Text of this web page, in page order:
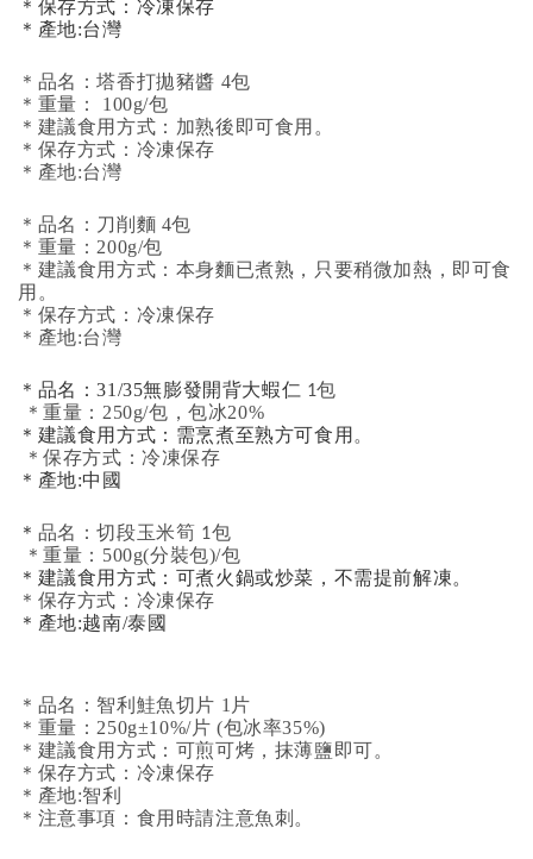
＊保存方式：冷凍保存
＊產地:台灣
＊品名：塔香打拋豬醬 4包
＊重量： 100g/包
＊建議食用方式：加熟後即可食用。
＊保存方式：冷凍保存
＊產地:台灣
＊品名：刀削麵 4包
＊重量：200g/包
＊建議食用方式：本身麵已煮熟，只要稍微加熱，即可食
用。
＊保存方式：冷凍保存
＊產地:台灣
＊品名：31/35無膨發開背大蝦仁 1包
＊重量：250g/包，包冰20%
＊建議食用方式：需烹煮至熟方可食用 。
＊保存方式：冷凍保存
＊產地:中國
＊ 品名：切段玉米筍 1包
＊重量：500g(分裝包)/包
＊建議食用方式：可煮火鍋或炒菜，不需提前解凍。
＊保存方式：冷凍保存
＊產地:越南/泰國
＊品名：智利鮭魚切片 1片
＊重量：250g±10%/片 (包冰率35%)
＊建議食用方式：可煎可烤，抹薄鹽即可。
＊保存方式：冷凍保存
＊產地:智利
＊注意事項：食用時請注意魚刺。